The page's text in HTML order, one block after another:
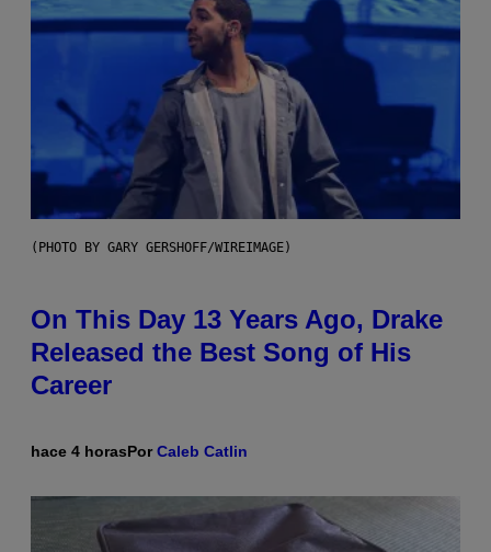
(PHOTO BY GARY GERSHOFF/WIREIMAGE)
On This Day 13 Years Ago, Drake
Released the Best Song of His
Career
hace 4 horasPorCaleb Catlin